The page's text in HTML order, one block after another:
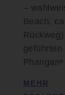
–
Beach,
geführten
MEHR